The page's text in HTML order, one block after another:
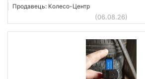
Продавець: Колесо-Центр
(06.08.26)